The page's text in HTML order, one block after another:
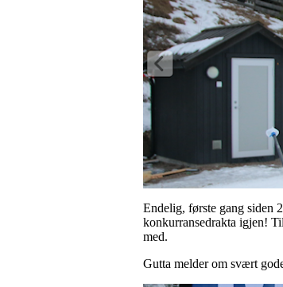
Endelig, første gang siden
konkurransedrakta igjen!
med.
Gutta melder om svært